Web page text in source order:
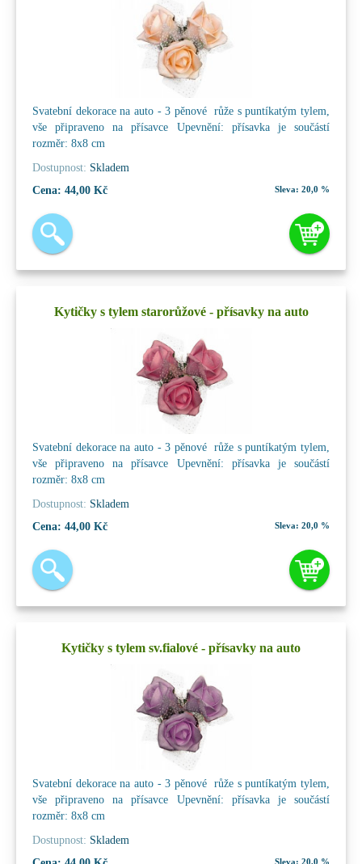
Svatební dekorace na auto - 3 pěnové růže s puntíkatým tylem,
vše připraveno na přísavce Upevnění: přísavka je součástí
rozměr: 8x8 cm
Dostupnost: Skladem
Cena: 44,00 Kč Sleva: 20,0 %
Kytičky s tylem starorůžové - přísavky na auto
Svatební dekorace na auto - 3 pěnové růže s puntíkatým tylem,
vše připraveno na přísavce Upevnění: přísavka je součástí
rozměr: 8x8 cm
Dostupnost: Skladem
Cena: 44,00 Kč Sleva: 20,0 %
Kytičky s tylem sv.fialové - přísavky na auto
Svatební dekorace na auto - 3 pěnové růže s puntíkatým tylem,
vše připraveno na přísavce Upevnění: přísavka je součástí
rozměr: 8x8 cm
Dostupnost: Skladem
Sleva: 20,0 %